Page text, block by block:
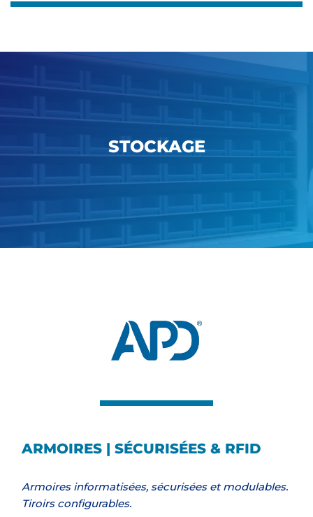
STOCKAGE
ARMOIRES | SÉCURISÉES & RFID
Armoires informatisées, sécurisées et modulables.
Tiroirs configurables.